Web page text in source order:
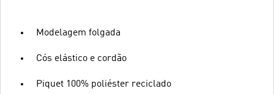
Modelagem folgada
Cós elástico e cordão
Piquet 100% poliéster reciclado